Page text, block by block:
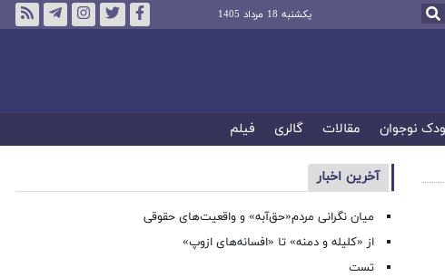
یکشنبه 18 مرداد 1405
نوجوان مقالات گالری فیلم
آخرین اخبار
میان نگرانی مردم«حق‌آبه» و واقعیت‌های حقوقی
از «کلیله و دمنه» تا «افسانه‌های ازوپ»
تست